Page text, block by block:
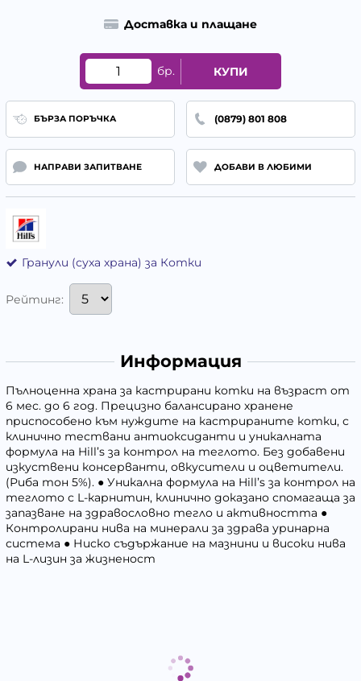
Доставка и плащане
бр. КУПИ
БЪРЗА ПОРЪЧКА (0879) 801 808
НАПРАВИ ЗАПИТВАНЕ ДОБАВИ В ЛЮБИМИ
Гранули (суха храна) за Котки
Рейтинг:
Информация
Пълноценна храна за кастрирани котки на възраст от
6 мес. до 6 год. Прецизно балансирано хранене
приспособено към нуждите на кастрираните котки, с
клинично тествани антиоксиданти и уникалната
формула на Hill’s за контрол на теглото. Без добавени
изкуствени консерванти, овкусители и оцветители.
(Риба тон 5%). ● Уникална формула на Hill’s за контрол на
теглото с L-карнитин, клинично доказано спомагаща за
запазване на здравословно тегло и активността ●
Контролирани нива на минерали за здрава уринарна
система ● Ниско съдържание на мазнини и високи нива
на L-лизин за жизненост